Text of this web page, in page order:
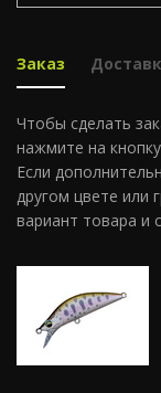
Заказ
Чтобы сделать
нажмите на
Если
другом цвете или
вариант товара и